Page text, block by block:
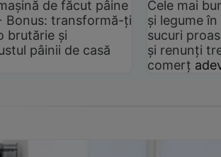
de făcut pâine
Bonus: transformă-ți
brutărie și
pâinii de casă
Cele mai
și legume
sucuri
și renunți
comerț